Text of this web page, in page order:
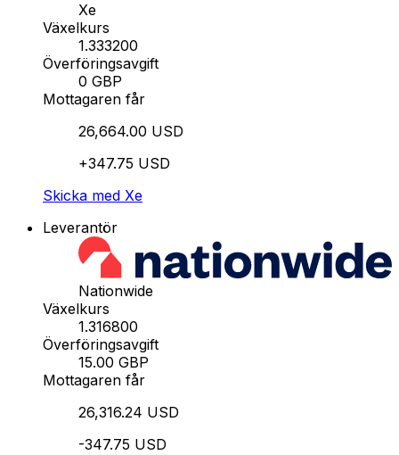
Xe
Växelkurs
1.333200
Överföringsavgift
0 GBP
Mottagaren får
26,664.00 USD
+347.75 USD
Skicka med Xe
Leverantör
Nationwide
Växelkurs
1.316800
Överföringsavgift
15.00 GBP
Mottagaren får
26,316.24 USD
-347.75 USD